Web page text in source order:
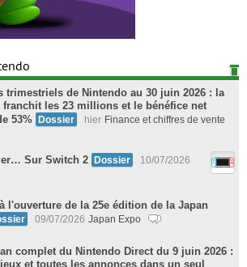
trimestriels de Nintendo au 30 juin 2026 : la
franchit les 23 millions et le bénéfice net
53% Dossier hier Finance et chiffres de vente
Sur Switch 2 Dossier 10/07/2026
l'ouverture de la 25e édition de la Japan
09/07/2026 Japan Expo
complet du Nintendo Direct du 9 juin 2026 :
et toutes les annonces dans un seul